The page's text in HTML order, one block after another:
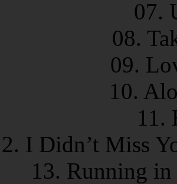
07.
08.
09.
10.
11.
I Didn’t Miss
13. Running